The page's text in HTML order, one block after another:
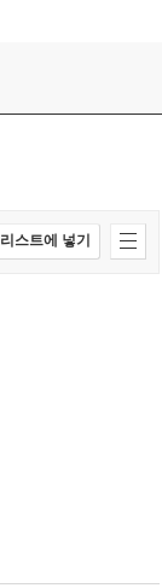
리스트에 넣기